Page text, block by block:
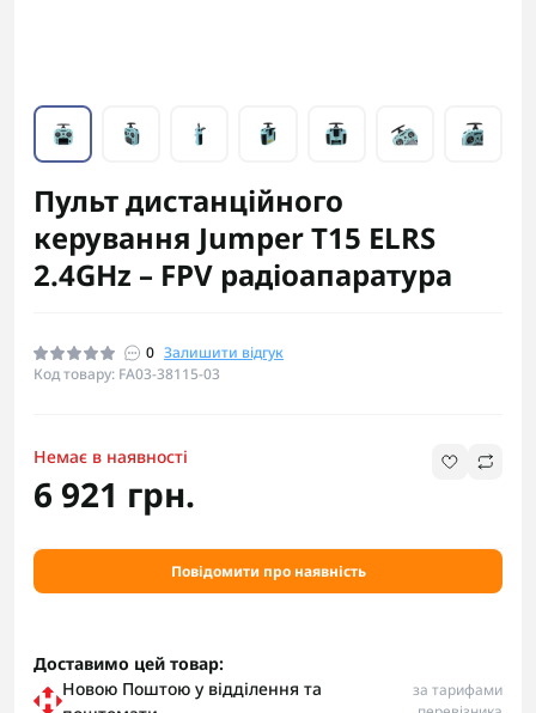
Пульт дистанційного
керування Jumper T15 ELRS
2.4GHz – FPV радіоапаратура
0 Залишити відгук
Код товару: FA03-38115-03
Немає в наявності
6 921 грн.
Повідомити про наявність
Доставимо цей товар:
Новою Поштою у відділення та
за тарифами